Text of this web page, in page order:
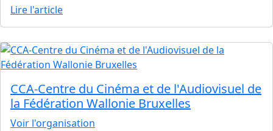
Lire l'article
CCA-Centre du Cinéma et de l'Audiovisuel de
la Fédération Wallonie Bruxelles
Voir l'organisation